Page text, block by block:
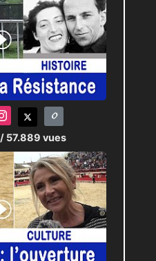
/ 57.889 vues